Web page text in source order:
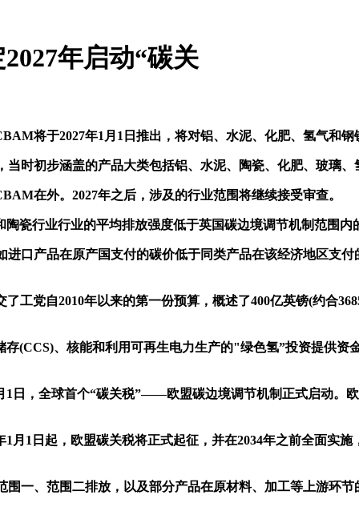
年启动“碳关
将于2027年1月1日推出，将对铝、水泥、化肥、氢气和钢
初步涵盖的产品大类包括铝、水泥、陶瓷、化肥、玻璃、
在外。2027年之后，涉及的行业范围将继续接受审查。
行业行业的平均排放强度低于英国碳边境调节机制范围内
产品在原产国支付的碳价低于同类产品在该经济地区支付
党自2010年以来的第一份预算，概述了400亿英镑(约合
、核能和利用可再生电力生产的"绿色氢”投资提供资
，全球首个“碳关税”——欧盟碳边境调节机制正式启动。欧
1日起，欧盟碳关税将正式起征，并在2034年之前全面实
、范围二排放，以及部分产品在原材料、加工等上游环